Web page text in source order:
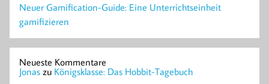
Neuer Gamification-Guide: Eine Unterrichtseinheit
gamifizieren
Neueste Kommentare
Jonas zu Königsklasse: Das Hobbit-Tagebuch